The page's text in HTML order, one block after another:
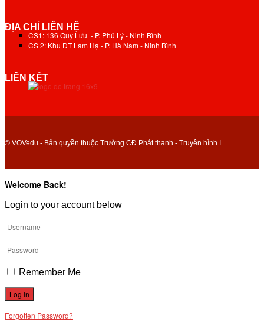
ĐỊA CHỈ LIÊN HỆ
CS1: 136 Quy Lưu - P. Phủ Lý - Ninh Bình
CS 2: Khu ĐT Lam Hạ - P. Hà Nam - Ninh Bình
LIÊN KẾT
© VOVedu - Bản quyền thuộc Trường CĐ Phát thanh - Truyền hình I
Welcome Back!
Login to your account below
Remember Me
Forgotten Password?